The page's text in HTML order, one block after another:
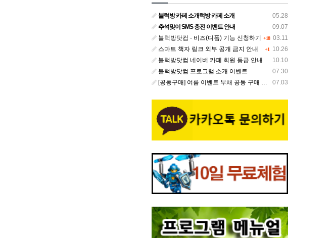
05.28
블럭방 카페 소개럭방 카페 소개
09.07
추석맞이 SMS 충전 이벤트 안내
+18 03.11
블럭방닷컴 - 비즈(디폼) 기능 신청하기
+1 10.26
스마트 책자 링크 외부 공개 금지 안내
10.10
블럭방닷컴 네이버 카페 회원 등급 안내
07.30
블럭방닷컴 프로그램 소개 이벤트
07.03
[공동구매] 여름 이벤트 부채 공동 구매 안내